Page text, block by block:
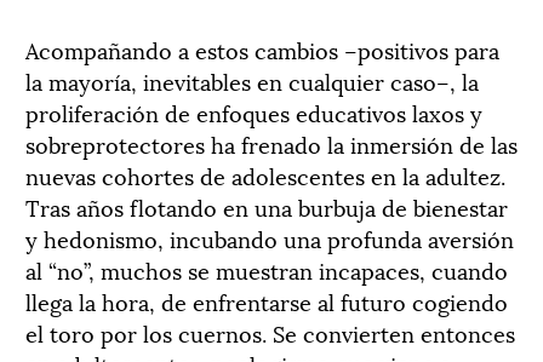
Acompañando a estos cambios –positivos para
la mayoría, inevitables en cualquier caso–, la
proliferación de enfoques educativos laxos y
sobreprotectores ha frenado la inmersión de las
nuevas cohortes de adolescentes en la adultez.
Tras años flotando en una burbuja de bienestar
y hedonismo, incubando una profunda aversión
al “no”, muchos se muestran incapaces, cuando
llega la hora, de enfrentarse al futuro cogiendo
el toro por los cuernos. Se convierten entonces